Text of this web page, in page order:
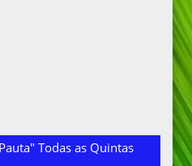
Todas as Quintas